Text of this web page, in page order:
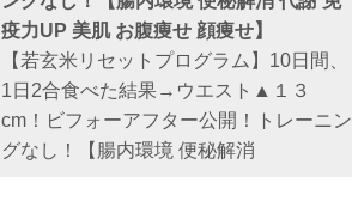
疫力UP 美肌 お腹痩せ 顔痩せ】
【若玄米リセットプログラム】10日間、
1日2合食べた結果→ウエスト▲１３
cm！ビフォーアフター公開！トレーニン
グなし！【腸内環境 便秘解消